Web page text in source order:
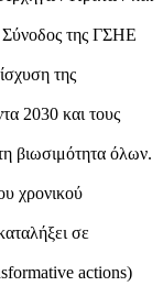
της ΓΣΗΕ
της
2030 και τους
βιωσιμότητα όλων.
χρονικού
σε
actions)